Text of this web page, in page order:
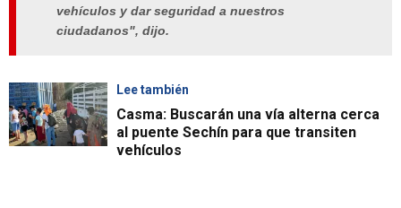
vehículos y dar seguridad a nuestros
ciudadanos", dijo.
Lee también
Casma: Buscarán una vía alterna cerca
al puente Sechín para que transiten
vehículos